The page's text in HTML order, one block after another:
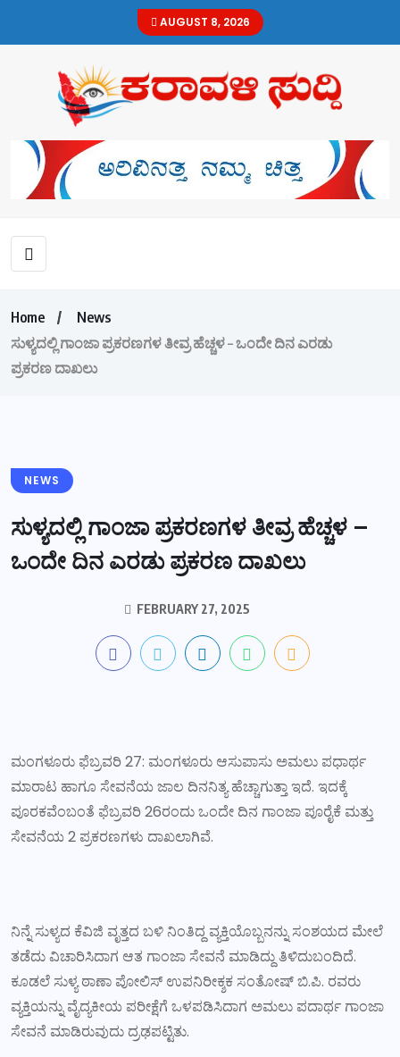
AUGUST 8, 2026
Home
News
ಸುಳ್ಯದಲ್ಲಿ ಗಾಂಜಾ ಪ್ರಕರಣಗಳ ತೀವ್ರ ಹೆಚ್ಚಳ – ಒಂದೇ ದಿನ ಎರಡು
ಪ್ರಕರಣ ದಾಖಲು
NEWS
ಸುಳ್ಯದಲ್ಲಿ ಗಾಂಜಾ ಪ್ರಕರಣಗಳ ತೀವ್ರ ಹೆಚ್ಚಳ –
ಒಂದೇ ದಿನ ಎರಡು ಪ್ರಕರಣ ದಾಖಲು
FEBRUARY 27, 2025
ಮಂಗಳೂರು ಫೆಬ್ರವರಿ 27: ಮಂಗಳೂರು ಆಸುಪಾಸು ಅಮಲು ಪಧಾರ್ಥ
ಮಾರಾಟ ಹಾಗೂ ಸೇವನೆಯ ಜಾಲ ದಿನನಿತ್ಯ ಹೆಚ್ಚಾಗುತ್ತಾ ಇದೆ. ಇದಕ್ಕೆ
ಪೂರಕವೆಂಬಂತೆ ಫೆಬ್ರವರಿ 26ರಂದು ಒಂದೇ ದಿನ ಗಾಂಜಾ ಪೂರೈಕೆ ಮತ್ತು
ಸೇವನೆಯ 2 ಪ್ರಕರಣಗಳು ದಾಖಲಾಗಿವೆ.
ನಿನ್ನೆ ಸುಳ್ಯದ ಕೆವಿಜಿ ವೃತ್ತದ ಬಳಿ ನಿಂತಿದ್ದ ವ್ಯಕ್ತಿಯೊಬ್ಬನನ್ನು ಸಂಶಯದ ಮೇಲೆ
ತಡೆದು ವಿಚಾರಿಸಿದಾಗ ಆತ ಗಾಂಜಾ ಸೇವನೆ ಮಾಡಿದ್ದು ತಿಳಿದುಬಂದಿದೆ.
ಕೂಡಲೆ ಸುಳ್ಯ ಠಾಣಾ ಪೋಲಿಸ್ ಉಪನಿರೀಕ್ಶಕ ಸಂತೋಷ್ ಬಿ.ಪಿ. ರವರು
ವ್ಯಕ್ತಿಯನ್ನು ವೈದ್ಯಕೀಯ ಪರೀಕ್ಷೆಗೆ ಒಳಪಡಿಸಿದಾಗ ಅಮಲು ಪದಾರ್ಥ ಗಾಂಜಾ
ಸೇವನೆ ಮಾಡಿರುವುದು ದ್ರಢಪಟ್ಟಿತು.